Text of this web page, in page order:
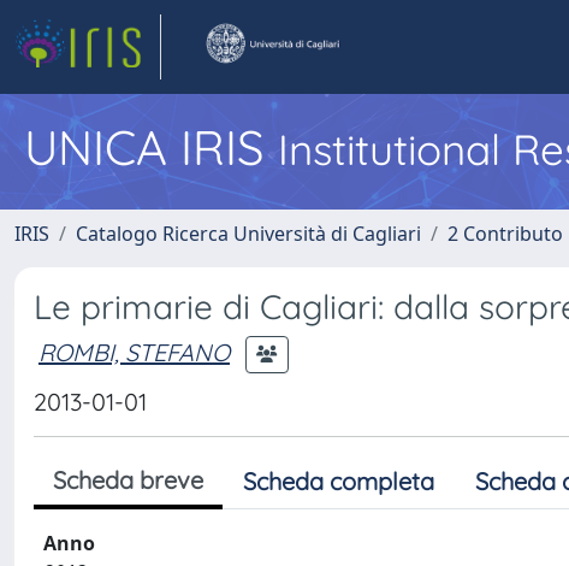
UNICA IRISInstitutional
IRIS Catalogo Ricerca Università di Cagliari 2 Contributo
Le primarie di Cagliari: dalla
ROMBI, STEFANO
2013-01-01
Scheda breve Scheda completa Scheda
Anno